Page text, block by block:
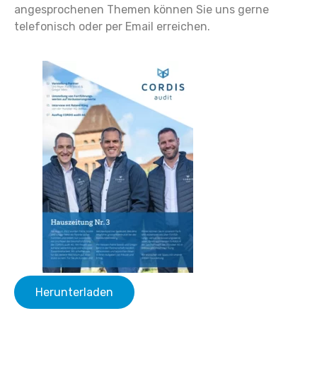
angesprochenen Themen können Sie uns gerne
telefonisch oder per Email erreichen.
Herunterladen